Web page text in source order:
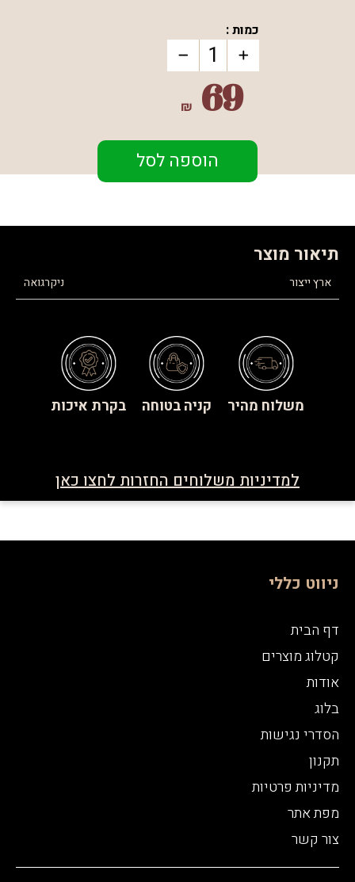
כמות :
69
₪
הוספה לסל
תיאור מוצר
ארץ ייצור ניקרגואה
משלוח מהיר קניה בטוחה בקרת איכות
למדיניות משלוחים החזרות לחצו כאן
ניווט כללי
דף הבית
קטלוג מוצרים
אודות
בלוג
הסדרי נגישות
תקנון
מדיניות פרטיות
מפת אתר
צור קשר